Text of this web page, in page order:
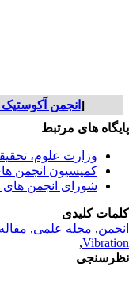
انجمن آکوستیک
های مرتبط
وزارت علوم،
کمیسیون انجمن های
شورای انجمن های
کلیدی
,مجله علمی, مقاله
,